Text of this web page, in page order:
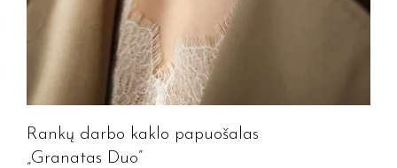
Rankų darbo kaklo papuošalas
„Granatas Duo”